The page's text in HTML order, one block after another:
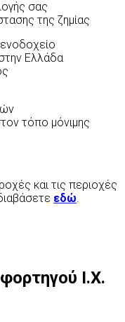
σας
της ζημίας
Ελλάδα
τόπο μόνιμης
και τις περιοχές
εδώ
Ι.Χ.